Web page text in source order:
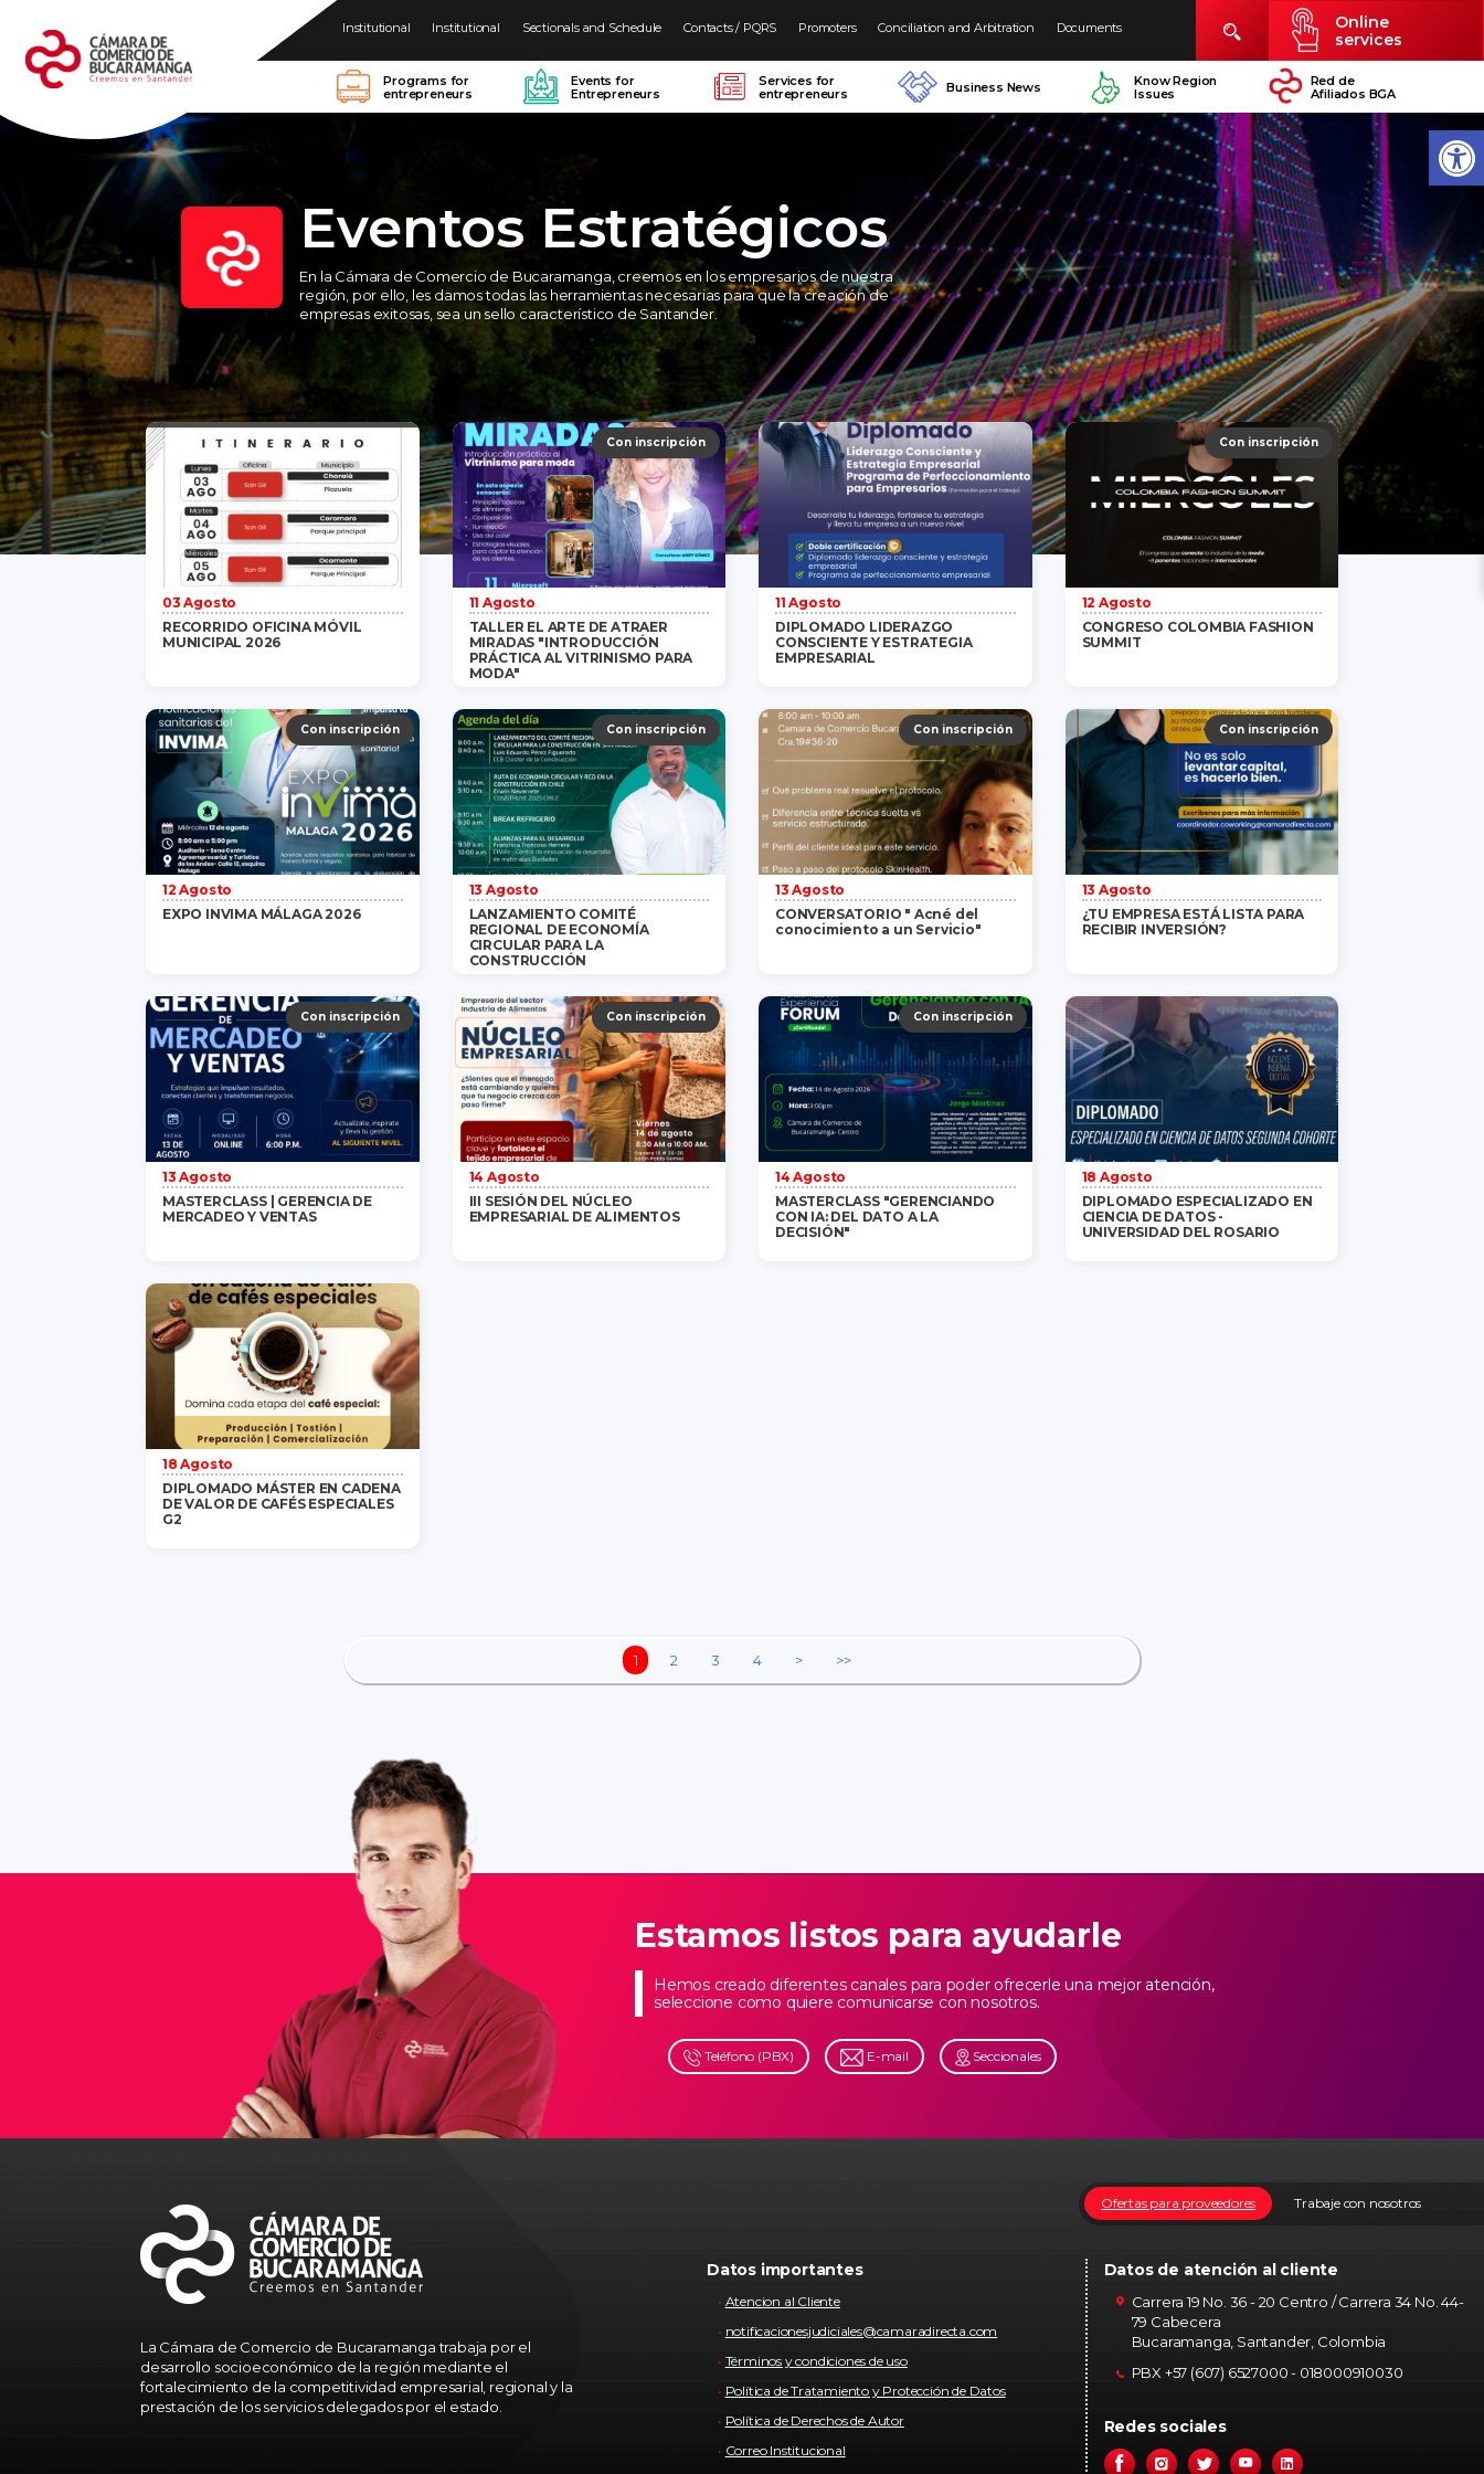
Institutional Institutional Sectionals and Schedule Contacts / PQRS Promoters Conciliation and Arbitration Documents
Online
services
Programs for
entrepreneurs
Events for
Entrepreneurs
Services for
entrepreneurs
Business News
Know Region
Issues
Red de
Afiliados BGA
Eventos Estratégicos
En la Cámara de Comercio de Bucaramanga, creemos en los empresarios de nuestra
región, por ello, les damos todas las herramientas necesarias para que la creación de
empresas exitosas, sea un sello característico de Santander.
03 Agosto
RECORRIDO OFICINA MÓVIL
MUNICIPAL 2026
Con inscripción
11 Agosto
TALLER EL ARTE DE ATRAER
MIRADAS "INTRODUCCIÓN
PRÁCTICA AL VITRINISMO PARA
MODA"
11 Agosto
DIPLOMADO LIDERAZGO
CONSCIENTE Y ESTRATEGIA
EMPRESARIAL
Con inscripción
12 Agosto
CONGRESO COLOMBIA FASHION
SUMMIT
Con inscripción
12 Agosto
EXPO INVIMA MÁLAGA 2026
Con inscripción
13 Agosto
LANZAMIENTO COMITÉ
REGIONAL DE ECONOMÍA
CIRCULAR PARA LA
CONSTRUCCIÓN
Con inscripción
13 Agosto
CONVERSATORIO " Acné del
conocimiento a un Servicio"
Con inscripción
13 Agosto
¿TU EMPRESA ESTÁ LISTA PARA
RECIBIR INVERSIÓN?
Con inscripción
13 Agosto
MASTERCLASS | GERENCIA DE
MERCADEO Y VENTAS
Con inscripción
14 Agosto
III SESIÓN DEL NÚCLEO
EMPRESARIAL DE ALIMENTOS
Con inscripción
14 Agosto
MASTERCLASS "GERENCIANDO
CON IA: DEL DATO A LA
DECISIÓN"
18 Agosto
DIPLOMADO ESPECIALIZADO EN
CIENCIA DE DATOS -
UNIVERSIDAD DEL ROSARIO
18 Agosto
DIPLOMADO MÁSTER EN CADENA
DE VALOR DE CAFÉS ESPECIALES
G2
1 2 3 4 > >>
Estamos listos para ayudarle
Hemos creado diferentes canales para poder ofrecerle una mejor atención,
seleccione como quiere comunicarse con nosotros.
Teléfono (PBX) E-mail Seccionales
La Cámara de Comercio de Bucaramanga trabaja por el
desarrollo socioeconómico de la región mediante el
fortalecimiento de la competitividad empresarial, regional y la
prestación de los servicios delegados por el estado.
Trabaje con nosotros
Ofertas para proveedores
Datos importantes
Atencion al Cliente
notificacionesjudiciales@camaradirecta.com
Términos y condiciones de uso
Política de Tratamiento y Protección de Datos
Política de Derechos de Autor
Correo Institucional
Datos de atención al cliente
Carrera 19 No. 36 - 20 Centro / Carrera 34 No. 44-
79 Cabecera
Bucaramanga, Santander, Colombia
PBX +57 (607) 6527000 - 018000910030
Redes sociales